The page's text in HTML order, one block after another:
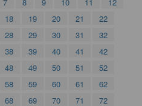
18 19 20 21
22
28 29 30 31
32
38 39 40 41
42
48 49 50 51
52
58 59 60 61
62
68 69 70 71
72